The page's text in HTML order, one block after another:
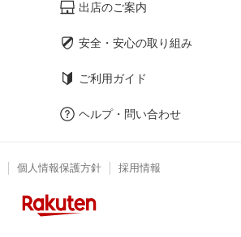
出店のご案内
安全・安心の取り組み
ご利用ガイド
ヘルプ・問い合わせ
個人情報保護方針 採用情報